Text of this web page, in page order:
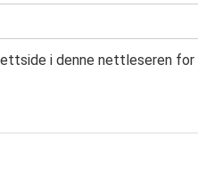
i denne nettleseren for